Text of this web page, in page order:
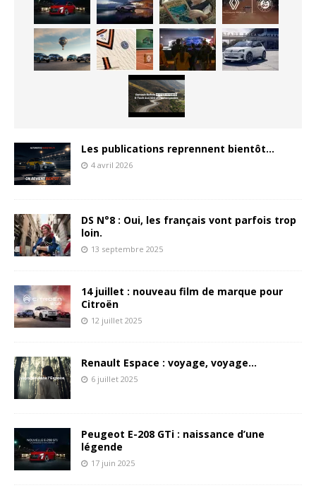
Les publications reprennent bientôt…
4 avril 2026
DS N°8 : Oui, les français vont parfois trop
loin.
13 septembre 2025
14 juillet : nouveau film de marque pour
Citroën
12 juillet 2025
Renault Espace : voyage, voyage…
6 juillet 2025
Peugeot E-208 GTi : naissance d’une
légende
17 juin 2025